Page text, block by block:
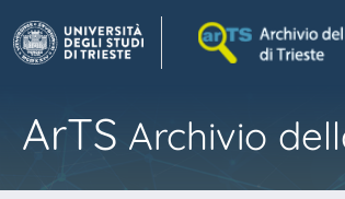
ArTS Archivio